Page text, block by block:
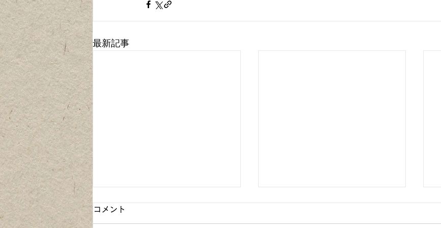
最新記事
コメント